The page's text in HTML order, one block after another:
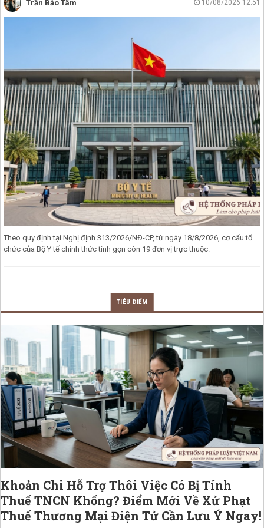
Theo quy định tại Nghị định 313/2026/NĐ-CP, từ ngày 18/8/2026, cơ cấu tổ
chức của Bộ Y tế chính thức tinh gọn còn 19 đơn vị trực thuộc.
Trần Bảo Tâm 10/08/2026 12:51
TIÊU ĐIỂM
Khoản Chi Hỗ Trợ Thôi Việc Có Bị Tính
Thuế TNCN Khống? Điểm Mới Về Xử Phạt
Thuế Thương Mại Điện Tử Cần Lưu Ý Ngay!